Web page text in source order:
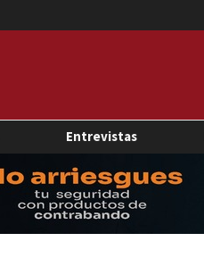
Entrevistas